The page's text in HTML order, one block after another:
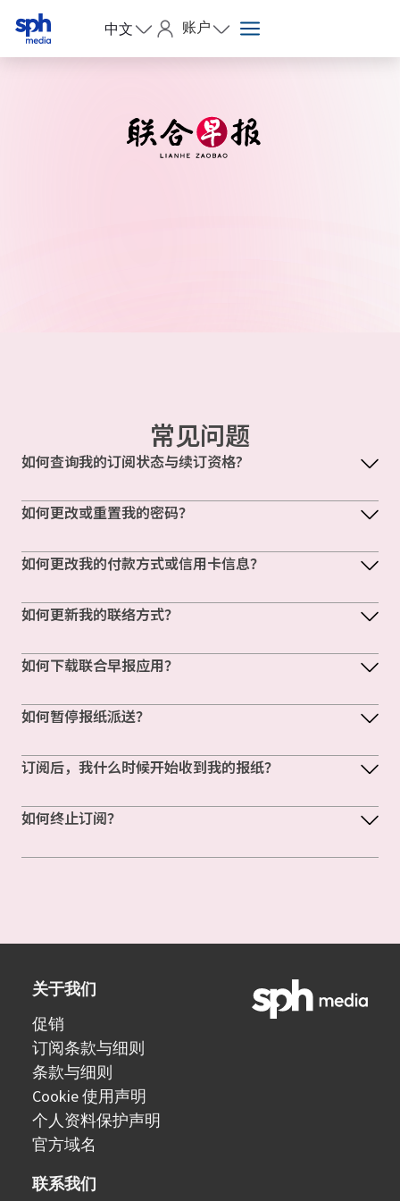
中文 账户
常见问题
如何查询我的订阅状态与续订资格?
如何更改或重置我的密码？
如何更改我的付款方式或信用卡信息？
如何更新我的联络方式？
如何下载联合早报应用？
如何暂停报纸派送？
订阅后，我什么时候开始收到我的报纸？
如何终止订阅？
关于我们
促销
订阅条款与细则
条款与细则
Cookie 使用声明
个人资料保护声明
官方域名
联系我们